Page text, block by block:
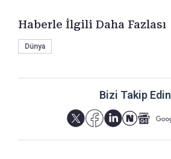
Haberle İlgili Daha Fazlası
Dünya
Bizi Takip Edin